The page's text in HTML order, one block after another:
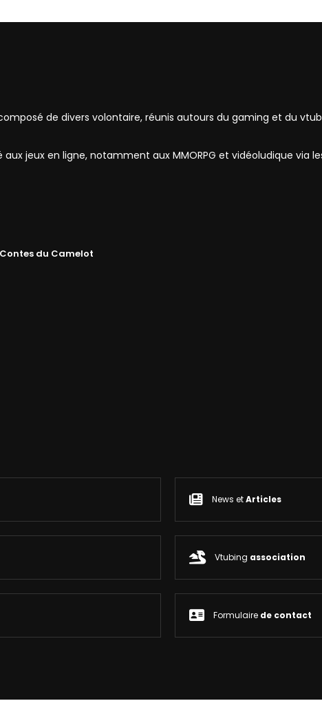
de divers volontaire, réunis autours du gaming et du
jeux en ligne, notamment aux MMORPG et vidéoludique via
du Camelot
News etArticles
Vtubing association
Formulaire de contact